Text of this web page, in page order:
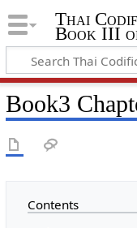
Thai
Book III
Book3
Contents